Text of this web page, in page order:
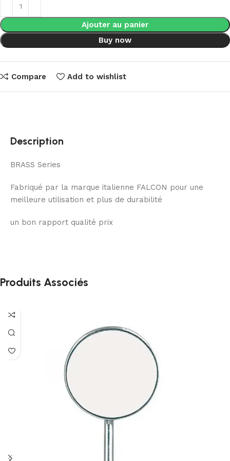
Ajouter au panier
Buy now
Compare Add to wishlist
Description
BRASS Series
Fabriqué par la marque italienne FALCON pour une
meilleure utilisation et plus de durabilité
un bon rapport qualité prix
Produits Associés